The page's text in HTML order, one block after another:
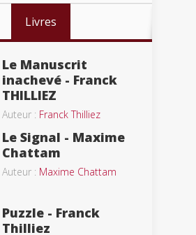
Livres
Le Manuscrit
inachevé - Franck
THILLIEZ
Auteur : Franck Thilliez
Le Signal - Maxime
Chattam
Auteur : Maxime Chattam
Puzzle - Franck
Thilliez